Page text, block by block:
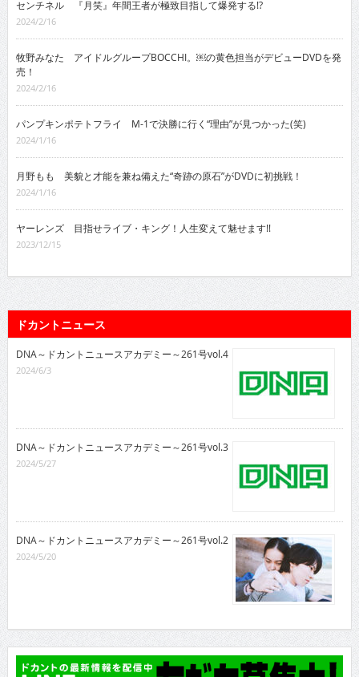
センチネル 『月笑』年間王者が極致目指して爆発する!?
2024/2/16
牧野みなた アイドルグループBOCCHI。￼の黄色担当がデビューDVDを発
売！
2024/2/16
パンプキンポテトフライ M-1で決勝に行く“理由”が見つかった(笑)
2024/1/16
月野もも 美貌と才能を兼ね備えた“奇跡の原石”がDVDに初挑戦！
2024/1/16
ヤーレンズ 目指せライブ・キング！人生変えて魅せます!!
2023/12/15
ドカントニュース
DNA～ドカントニュースアカデミー～261号vol.4
2024/6/3
DNA～ドカントニュースアカデミー～261号vol.3
2024/5/27
DNA～ドカントニュースアカデミー～261号vol.2
2024/5/20